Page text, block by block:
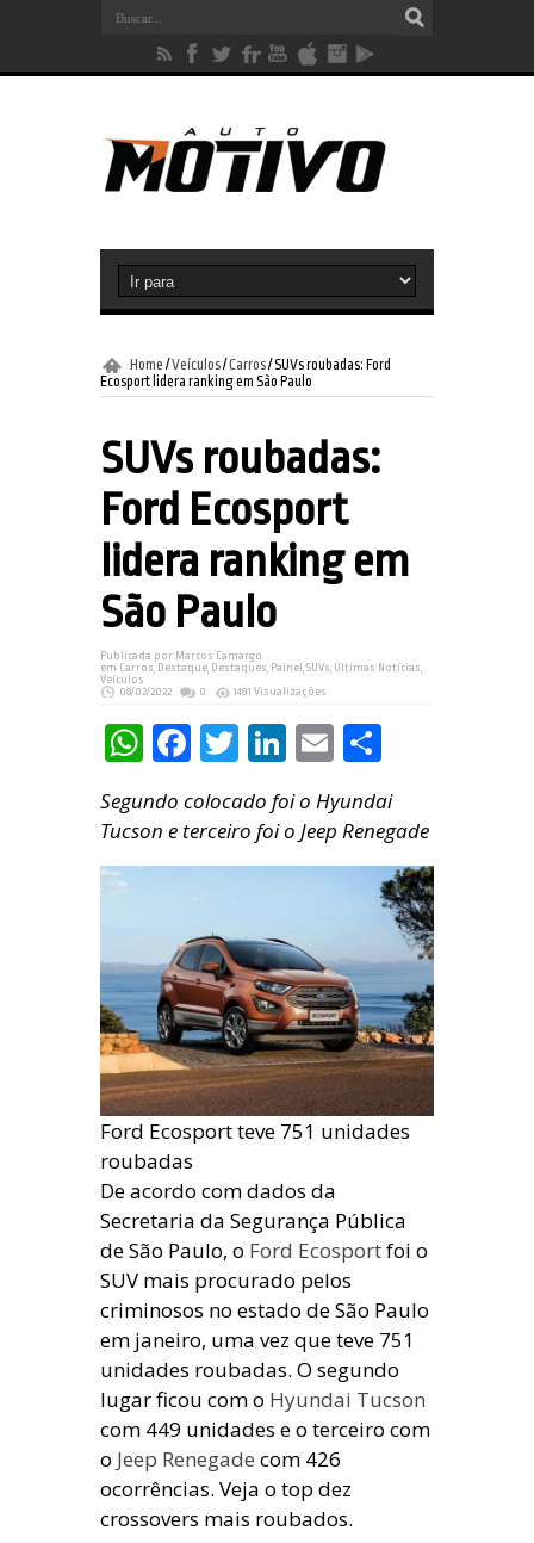
Home /Veículos/Carros/SUVs roubadas: Ford
Ecosport lidera ranking em São Paulo
SUVs roubadas:
Ford Ecosport
lidera ranking em
São Paulo
Publicada por: Marcos Camargo
em Carros, Destaque, Destaques, Painel , SUVs, Últimas Notícias,
Veículos
08/02/2022
0 1491 Visualizações
WhatsApp
Facebook
Twitter
LinkedIn
Email
Segundo colocado foi o Hyundai
Tucson e terceiro foi o Jeep Renegade
Ford Ecosport teve 751 unidades
roubadas
De acordo com dados da
Secretaria da Segurança Pública
de São Paulo, o Ford Ecosportfoi o
SUV mais procurado pelos
criminosos no estado de São Paulo
em janeiro, uma vez que teve 751
unidades roubadas. O segundo
lugar ficou com o Hyundai Tucson
com 449 unidades e o terceiro com
o Jeep Renegade com 426
ocorrências. Veja o top dez
crossovers mais roubados.